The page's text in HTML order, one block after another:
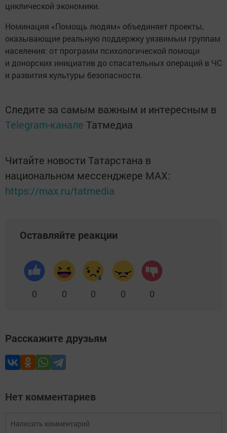
циклической экономики.
Номинация «Помощь людям» объединяет проекты,
оказывающие реальную поддержку уязвимым группам
населения: от программ психологической помощи
и донорских инициатив до спасательных операций в ЧС
и развития культуры безопасности.
Следите за самым важным и интересным в
Telegram-канале Татмедиа
Читайте новости Татарстана в
национальном мессенджере MАХ:
https://max.ru/tatmedia
Оставляйте реакции
0 0 0 0 0
Расскажите друзьям
Нет комментариев